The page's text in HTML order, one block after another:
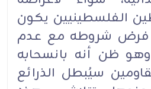
الفلسطينيين يكون
فرض شروطه مع عدم
ظن أنه بانسحابه
سيُبطل الذرائع